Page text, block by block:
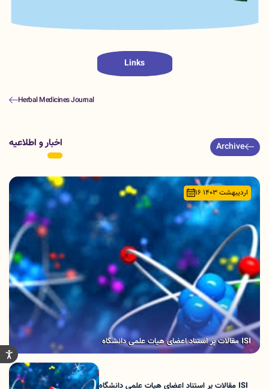
Links
Herbal Medicines Journal
اخبار و اطلاعیه Archive
16 اردیبهشت 1403
مقالات پر استناد اعضای هیات علمی دانشگاه ISI
مقالات پر استناد اعضای هیات علمی دانشگاه ISI